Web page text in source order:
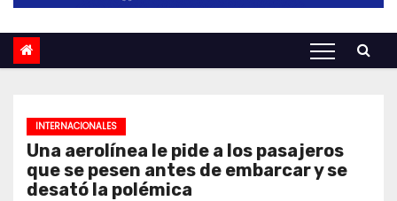
INTERNACIONALES
Una aerolínea le pide a los pasajeros
que se pesen antes de embarcar y se
desató la polémica